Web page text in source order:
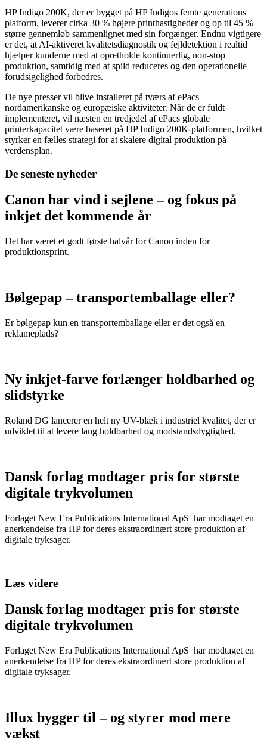
HP Indigo 200K, der er bygget på HP Indigos femte generations
platform, leverer cirka 30 % højere printhastigheder og op til 45 %
større gennemløb sammenlignet med sin forgænger. Endnu vigtigere
er det, at AI-aktiveret kvalitetsdiagnostik og fejldetektion i realtid
hjælper kunderne med at opretholde kontinuerlig, non-stop
produktion, samtidig med at spild reduceres og den operationelle
forudsigelighed forbedres.
De nye presser vil blive installeret på tværs af ePacs
nordamerikanske og europæiske aktiviteter. Når de er fuldt
implementeret, vil næsten en tredjedel af ePacs globale
printerkapacitet være baseret på HP Indigo 200K-platformen, hvilket
styrker en fælles strategi for at skalere digital produktion på
verdensplan.
De seneste nyheder
Canon har vind i sejlene – og fokus på
inkjet det kommende år
Det har været et godt første halvår for Canon inden for
produktionsprint.
Bølgepap – transportemballage eller?
Er bølgepap kun en transportemballage eller er det også en
reklameplads?
Ny inkjet-farve forlænger holdbarhed og
slidstyrke
Roland DG lancerer en helt ny UV-blæk i industriel kvalitet, der er
udviklet til at levere lang holdbarhed og modstandsdygtighed.
Dansk forlag modtager pris for største
digitale trykvolumen
Forlaget New Era Publications International ApS har modtaget en
anerkendelse fra HP for deres ekstraordinært store produktion af
digitale tryksager.
Læs videre
Dansk forlag modtager pris for største
digitale trykvolumen
Forlaget New Era Publications International ApS har modtaget en
anerkendelse fra HP for deres ekstraordinært store produktion af
digitale tryksager.
Illux bygger til – og styrer mod mere
vækst